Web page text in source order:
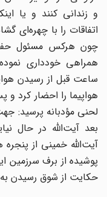
و زندانی کنند و یا
اتفاقات را با چهره‌ای
چون هرکس مسئول حفظ
همراهی خودداری نموده
ساعت قبل از رسیدن
هواپیما را احضار کرد و
لحنی مؤدبانه پرسید:
بعد آیت‌الله در حال
آیت‌الله خمینی از پنجره
پوشیده از برف سرزمین
حکایت از شوق رسیدن به